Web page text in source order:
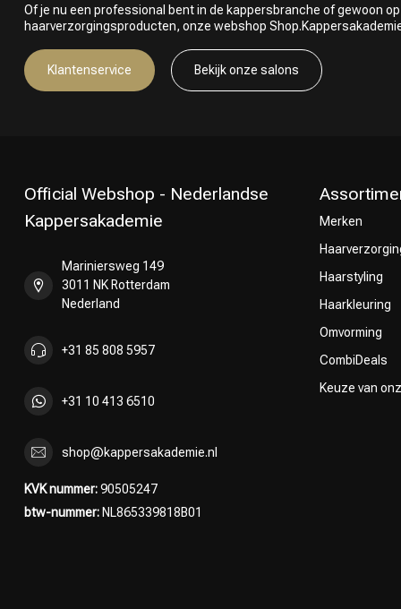
Of je nu een professional bent in de kappersbranche of gewoon
haarverzorgingsproducten, onze webshop
Klantenservice Bekijk onze salons
Official Webshop - Nederlandse
Kappersakademie
Mariniersweg 149
3011 NK Rotterdam
Nederland
+31 85 808 5957
+31 10 413 6510
shop@kappersakademie.nl
KVK nummer:90505247
btw-nummer: NL865339818B01
Merken
Haarstyling
Haarkleuring
Omvorming
CombiDeals
Keuze van